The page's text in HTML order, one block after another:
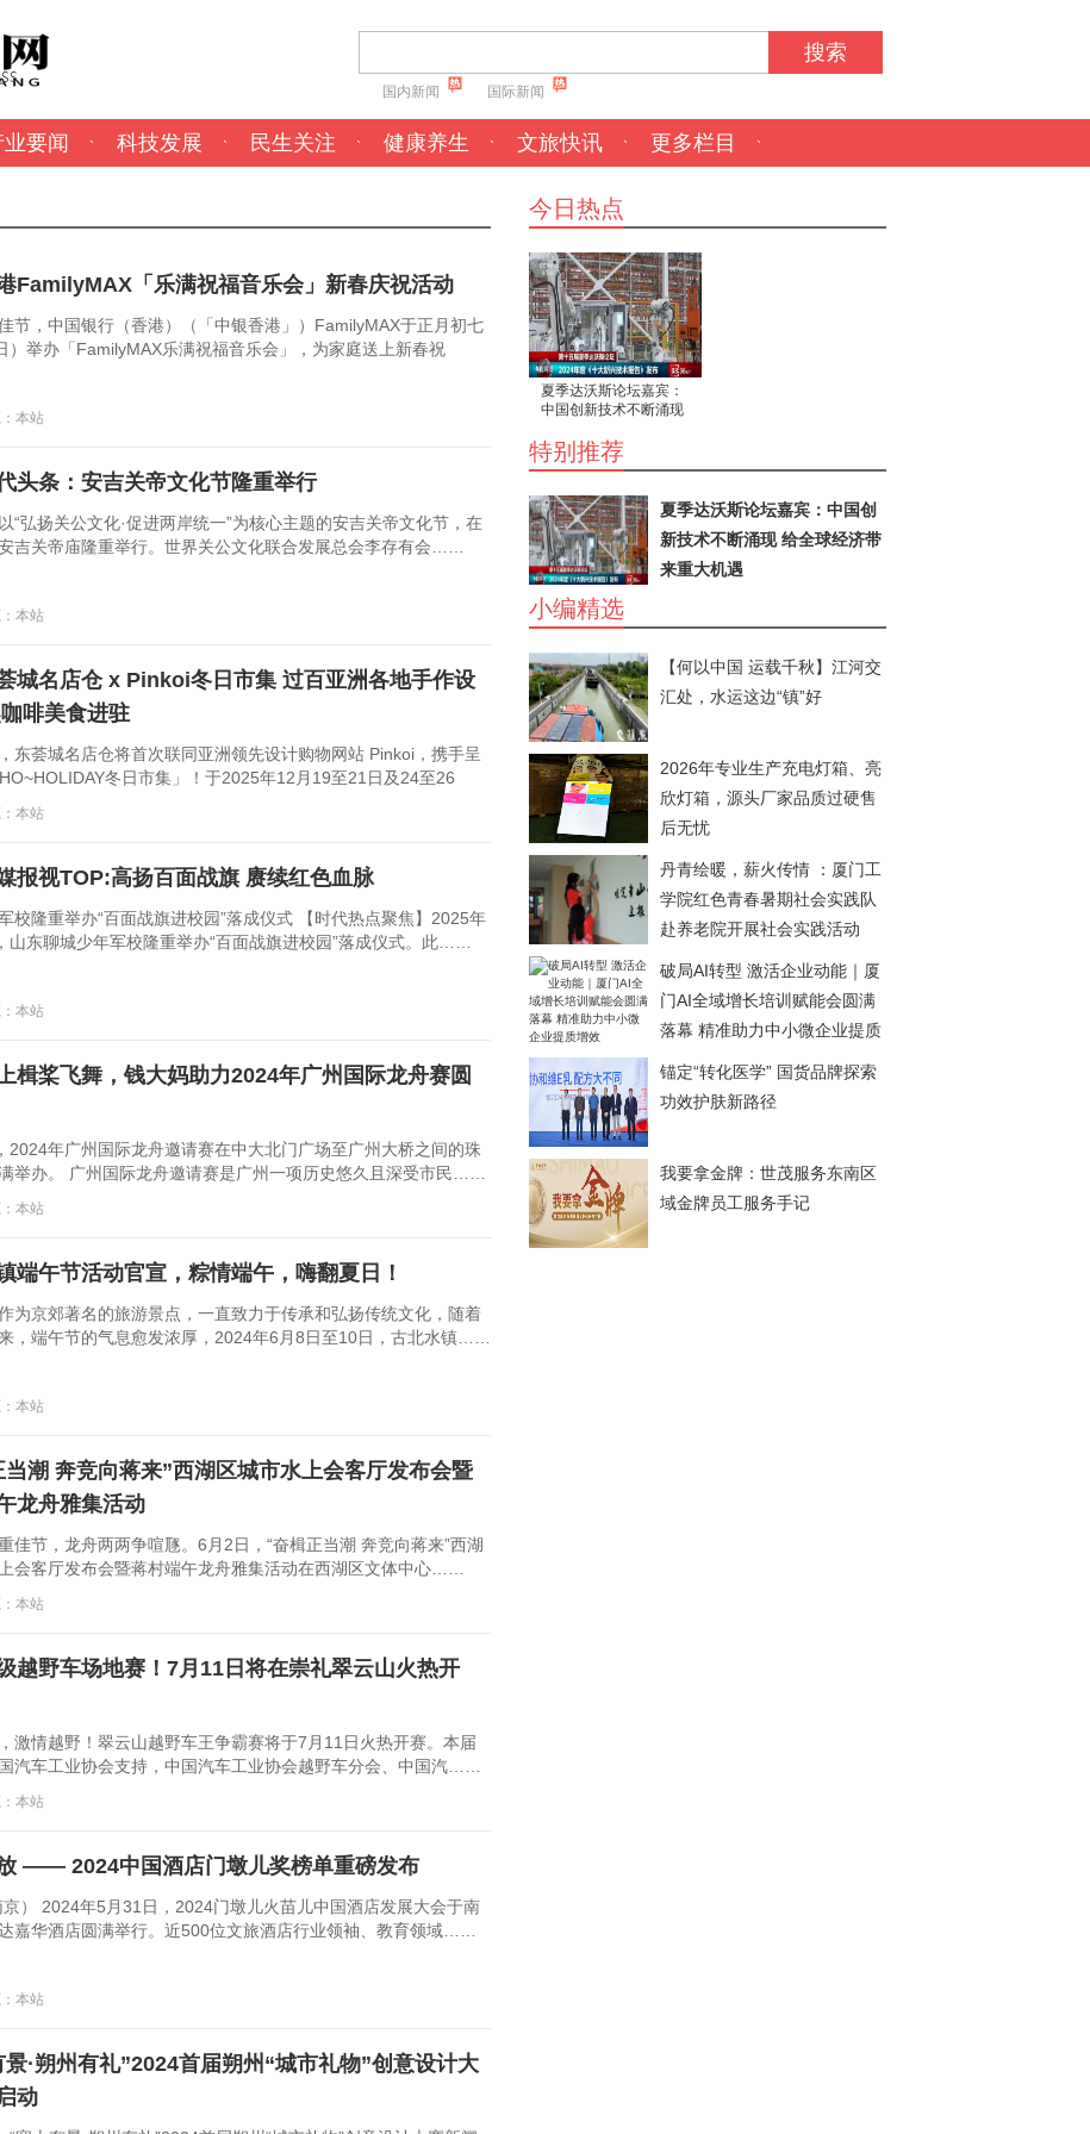
搜索
国内新闻 国际新闻
业要闻 科技发展 民生关注 健康养生 文旅快讯 更多栏目
今日热点
夏季达沃斯论坛嘉宾：
中国创新技术不断涌现
遇
特别推荐
夏季达沃斯论坛嘉宾：中国创
新技术不断涌现 给全球经济带
来重大机遇
小编精选
【何以中国 运载千秋】江河交
汇处，水运这边“镇”好
2026年专业生产充电灯箱、亮
欣灯箱，源头厂家品质过硬售
后无忧
丹青绘暖，薪火传情 ：厦门工
学院红色青春暑期社会实践队
赴养老院开展社会实践活动
破局AI转型 激活企业动能｜厦
门AI全域增长培训赋能会圆满
落幕 精准助力中小微企业提质
增效
锚定“转化医学” 国货品牌探索
功效护肤新路径
我要拿金牌：世茂服务东南区
域金牌员工服务手记
FamilyMAX「乐满祝福音乐会」新春庆祝活动
节，中国银行（香港）（「中银香港」）FamilyMAX于正月初七
）举办「FamilyMAX乐满祝福音乐会」，为家庭送上新春祝
本站
头条：安吉关帝文化节隆重举行
“弘扬关公文化·促进两岸统一”为核心主题的安吉关帝文化节，在
吉关帝庙隆重举行。世界关公文化联合发展总会李存有会……
本站
城名店仓 x Pinkoi冬日市集 过百亚洲各地手作设
啡美食进驻
东荟城名店仓将首次联同亚洲领先设计购物网站 Pinkoi，携手呈
冬日市集」！于2025年12月19至21日及24至26
本站
报视TOP:高扬百面战旗 赓续红色血脉
校隆重举办“百面战旗进校园”落成仪式 【时代热点聚焦】2025年
山东聊城少年军校隆重举办“百面战旗进校园”落成仪式。此……
本站
楫桨飞舞，钱大妈助力2024年广州国际龙舟赛圆
2024年广州国际龙舟邀请赛在中大北门广场至广州大桥之间的珠
举办。 广州国际龙舟邀请赛是广州一项历史悠久且深受市民……
本站
端午节活动官宣，粽情端午，嗨翻夏日！
为京郊著名的旅游景点，一直致力于传承和弘扬传统文化，随着
，端午节的气息愈发浓厚，2024年6月8日至10日，古北水镇……
本站
当潮 奔竞向蒋来”西湖区城市水上会客厅发布会暨
龙舟雅集活动
佳节，龙舟两两争喧豗。6月2日，“奋楫正当潮 奔竞向蒋来”西湖
会客厅发布会暨蒋村端午龙舟雅集活动在西湖区文体中心……
本站
越野车场地赛！7月11日将在崇礼翠云山火热开
激情越野！翠云山越野车王争霸赛将于7月11日火热开赛。本届
汽车工业协会支持，中国汽车工业协会越野车分会、中国汽……
本站
—— 2024中国酒店门墩儿奖榜单重磅发布
京） 2024年5月31日，2024门墩儿火苗儿中国酒店发展大会于南
嘉华酒店圆满举行。近500位文旅酒店行业领袖、教育领域……
本站
景·朔州有礼”2024首届朔州“城市礼物”创意设计大
动